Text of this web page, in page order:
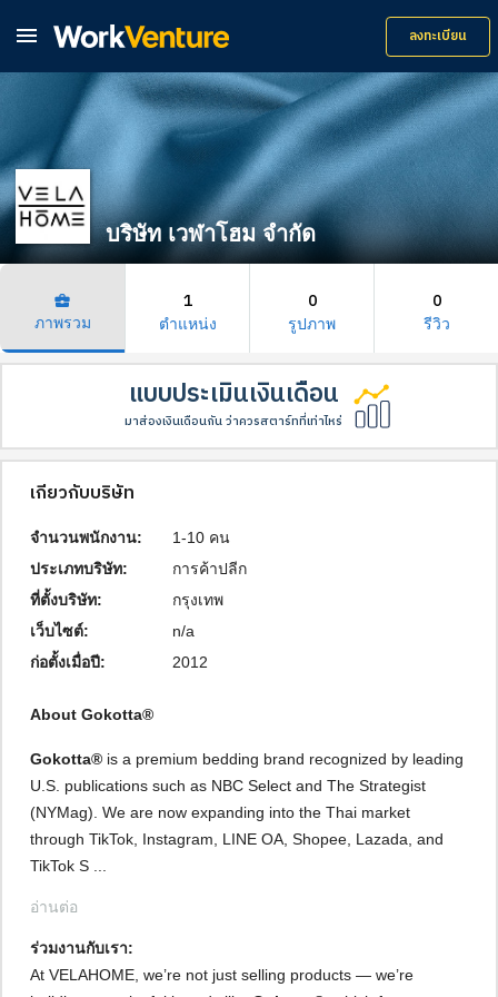
 ลงทะเบียน
บริษัท เวฬาโฮม จำกัด
business_center
ภาพรวม
1
ตำแหน่ง
0
รูปภาพ
0
รีวิว
แบบประเมินเงินเดือน
มาส่องเงินเดือนกัน ว่าควรสตาร์ทที่เท่าไหร่
เกี่ยวกับบริษัท
จำนวนพนักงาน:
1-10 คน
ประเภทบริษัท:
การค้าปลีก
ที่ตั้งบริษัท:
กรุงเทพ
เว็บไซต์:
n/a
ก่อตั้งเมื่อปี:
2012
About Gokotta®
Gokotta® is a premium bedding brand recognized by leading
U.S. publications such as NBC Select and The Strategist
(NYMag). We are now expanding into the Thai market
through TikTok, Instagram, LINE OA, Shopee, Lazada, and
TikTok S ...
อ่านต่อ
ร่วมงานกับเรา:
At VELAHOME, we’re not just selling products — we’re